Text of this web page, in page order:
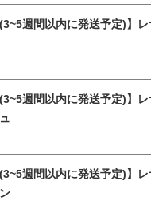
(3~5週間以内に発送予定)】
(3~5週間以内に発送予定)】
(3~5週間以内に発送予定)】